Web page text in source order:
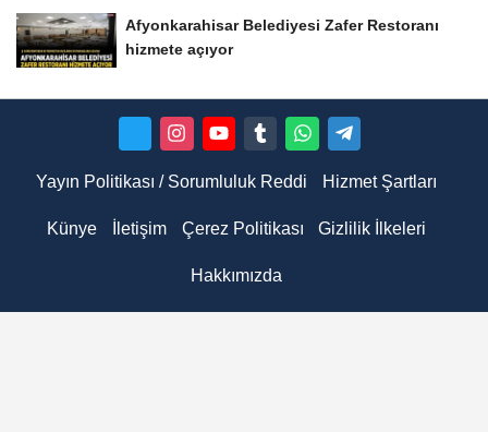
Afyonkarahisar Belediyesi Zafer Restoranı
hizmete açıyor
Yayın Politikası / Sorumluluk Reddi Hizmet Şartları
Künye İletişim Çerez Politikası Gizlilik İlkeleri
Hakkımızda